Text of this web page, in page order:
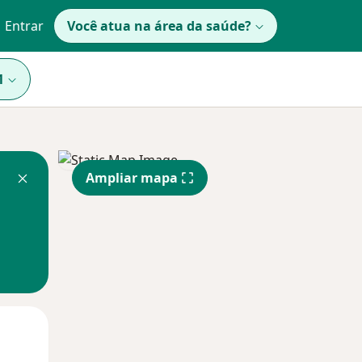
Entrar Você atua na área da saúde?
Ampliar mapa